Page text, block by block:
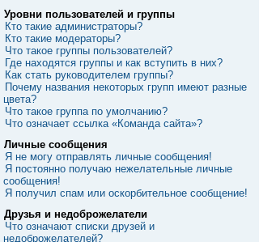
Уровни пользователей и группы
Кто такие администраторы?
Кто такие модераторы?
Что такое группы пользователей?
Где находятся группы и как вступить в них?
Как стать руководителем группы?
Почему названия некоторых групп имеют разные
цвета?
Что такое группа по умолчанию?
Что означает ссылка «Команда сайта»?
Личные сообщения
Я не могу отправлять личные сообщения!
Я постоянно получаю нежелательные личные
сообщения!
Я получил спам или оскорбительное сообщение!
Друзья и недоброжелатели
Что означают списки друзей и
недоброжелателей?